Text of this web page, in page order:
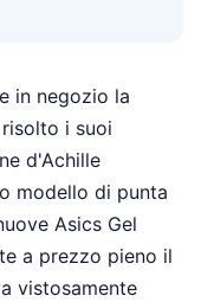
in negozio la
i suoi
d'Achille
modello di punta
Asics Gel
a prezzo pieno il
vistosamente